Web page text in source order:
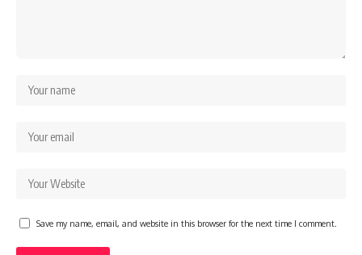
Save my name, email, and website in this browser for the next time I comment.